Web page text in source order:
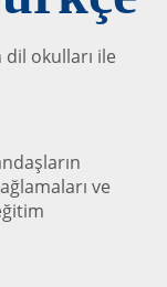
okulları ile
ve